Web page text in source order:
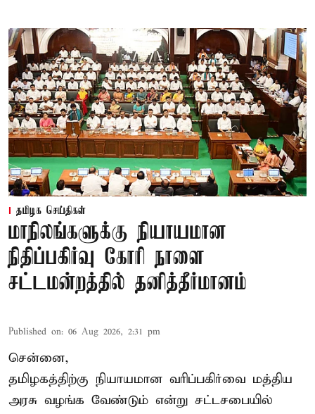
தமிழக செய்திகள்
மாநிலங்களுக்கு நியாயமான
நிதிப்பகிர்வு கோரி நாளை
சட்டமன்றத்தில் தனித்தீர்மானம்
Published on: 06 Aug 2026, 2:31 pm
சென்னை,
தமிழகத்திற்கு நியாயமான வரிப்பகிர்வை மத்திய
அரசு வழங்க வேண்டும் என்று சட்டசபையில்